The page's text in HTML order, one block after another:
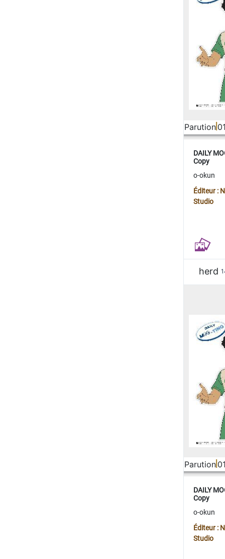
Parution
DAILY
Copy
o-okun
Éditeur :
Studio
herd
Parution
DAILY
Copy
o-okun
Éditeur :
Studio